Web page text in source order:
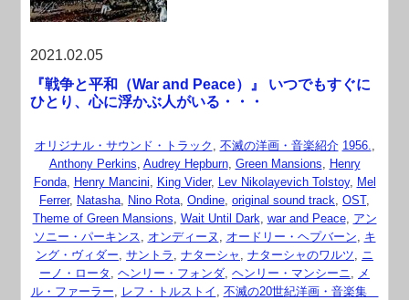
2021.02.05
『戦争と平和（War and Peace）』 いつでもすぐに
ひとり、心に浮かぶ人がいる・・・
オリジナル・サウンド・トラック , 不滅の洋画・音楽紹介 1956.,
Anthony Perkins, Audrey Hepburn, Green Mansions, Henry
Fonda, Henry Mancini, King Vider, Lev Nikolayevich Tolstoy, Mel
Ferrer, Natasha, Nino Rota, Ondine, original sound track, OST,
Theme of Green Mansions, Wait Until Dark, war and Peace, アン
ソニー・パーキンス, オンディーヌ , オードリー・ヘプバーン, キ
ング・ヴィダー, サントラ , ナターシャ , ナターシャのワルツ, ニ
ーノ・ロータ , ヘンリー・フォンダ, ヘンリー・マンシーニ, メ
ル・ファーラー, レフ・トルストイ , 不滅の20世紀洋画・音楽集